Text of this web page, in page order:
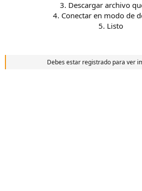
3. Descargar archivo
4. Conectar en modo de
5. Listo
Debes estar registrado para ver